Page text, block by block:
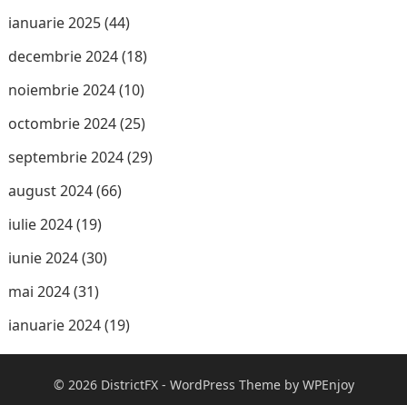
ianuarie 2025(44)
decembrie 2024(18)
noiembrie 2024(10)
octombrie 2024(25)
septembrie 2024(29)
august 2024(66)
iulie 2024(19)
iunie 2024(30)
mai 2024(31)
ianuarie 2024(19)
© 2026 DistrictFX- WordPress Themeby WPEnjoy